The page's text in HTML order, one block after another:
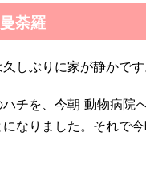
荼羅
しぶりに家が静かです
チを、今朝 動物病院
なりました。それで今